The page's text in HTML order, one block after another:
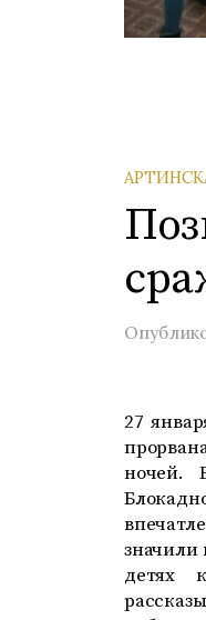
27
ночей.
значили
детях